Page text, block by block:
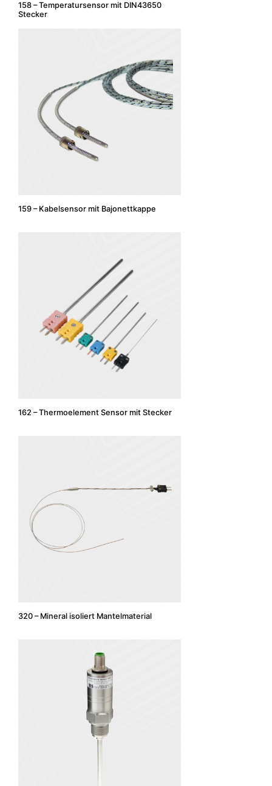
158 – Temperatursensor mit DIN43650
Stecker
159 – Kabelsensor mit Bajonettkappe
162 – Thermoelement Sensor mit Stecker
320 – Mineral isoliert Mantelmaterial